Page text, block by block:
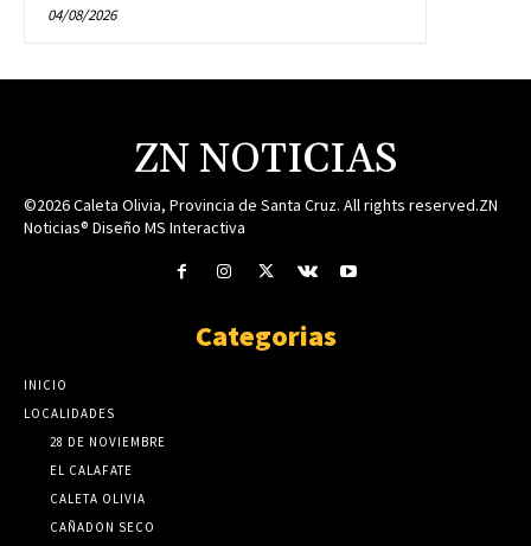
04/08/2026
ZN NOTICIAS
©2026 Caleta Olivia, Provincia de Santa Cruz. All rights reserved.ZN
Noticias® Diseño MS Interactiva
Categorias
INICIO
LOCALIDADES
28 DE NOVIEMBRE
EL CALAFATE
CALETA OLIVIA
CAÑADON SECO